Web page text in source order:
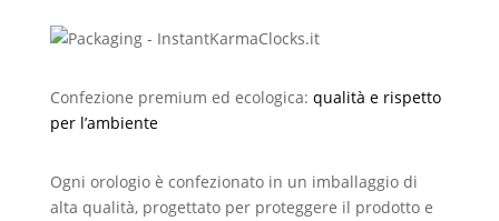
Confezione premium ed ecologica: qualità e rispetto
per l’ambiente
Ogni orologio è confezionato in un imballaggio di
alta qualità, progettato per proteggere il prodotto e